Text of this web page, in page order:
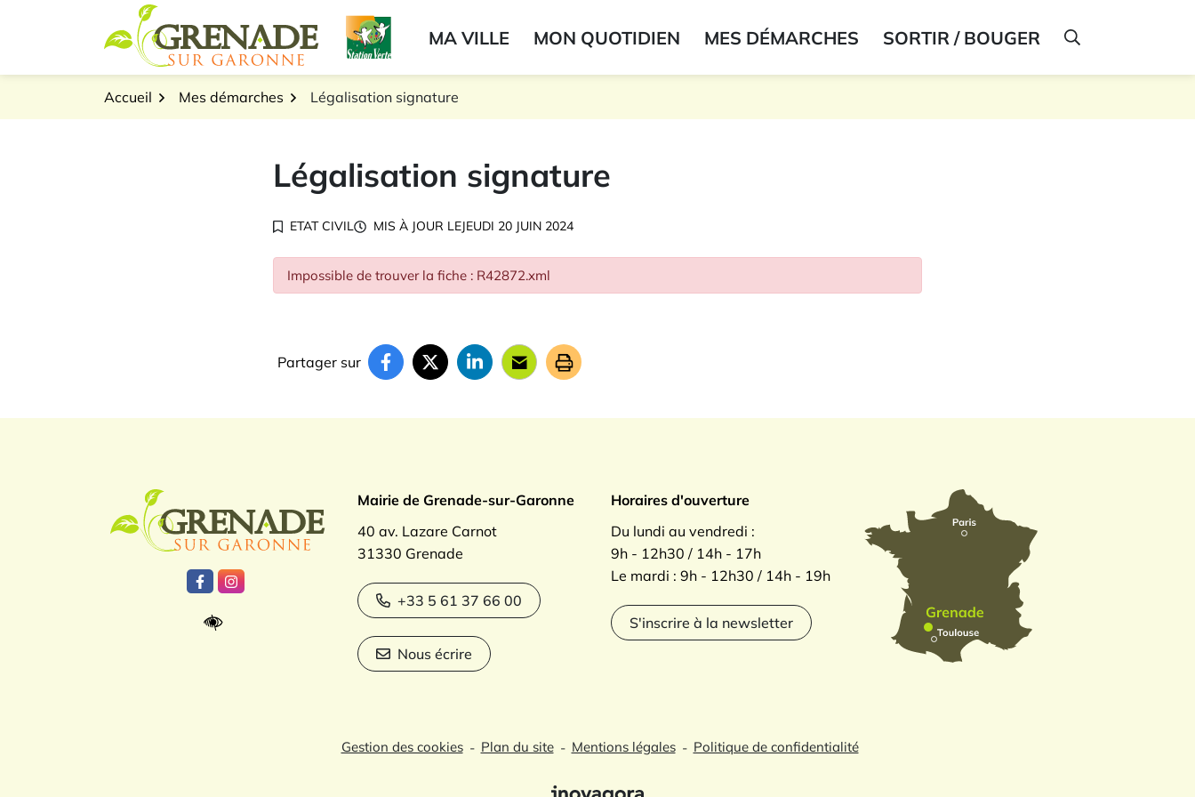
Logo Grenade sur GaronneMA VILLE MON QUOTIDIEN MES DÉMARCHES SORTIR / BOUGER AFFICHER LA
Accueil Mes démarches Légalisation signature
Légalisation signature
ETAT CIVIL MIS À JOUR LEJEUDI 20 JUIN 2024
Impossible de trouver la fiche : R42872.xml
Partager sur
Logo Grenade sur Garonne
Lien vers le compte Facebook
Lien vers le compte Instagram
Mairie de Grenade-sur-Garonne
40 av. Lazare Carnot
31330 Grenade
+33 5 61 37 66 00
Nous écrire
Horaires d'ouverture
Du lundi au vendredi :
9h - 12h30 / 14h - 17h
Le mardi : 9h - 12h30 / 14h - 19h
S'inscrire à la newsletter
Gestion des cookies Plan du site Mentions légales Politique de confidentialité